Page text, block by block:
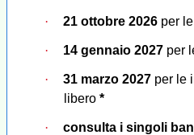
· 21 ottobre 2026 per
· 14 gennaio 2027 per
· 31 marzo 2027 per le
libero *
· consulta i singoli